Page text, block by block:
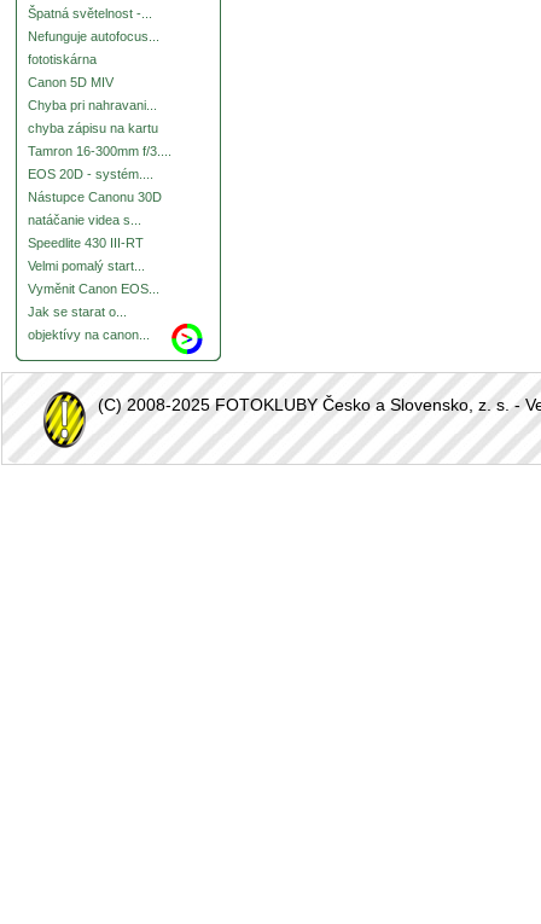
Špatná světelnost -...
Nefunguje autofocus...
fototiskárna
Canon 5D MIV
Chyba pri nahravani...
chyba zápisu na kartu
Tamron 16-300mm f/3....
EOS 20D - systém....
Nástupce Canonu 30D
natáčanie videa s...
Speedlite 430 III-RT
Velmi pomalý start...
Vyměnit Canon EOS...
Jak se starat o...
objektívy na canon...
(C) 2008-2025 FOTOKLUBY Česko a Slovensko, z. s. -